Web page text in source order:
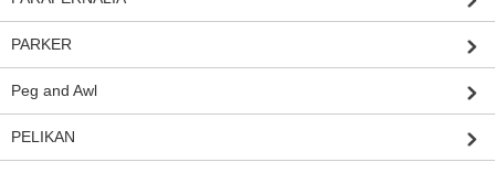
PARKER
Peg and Awl
PELIKAN